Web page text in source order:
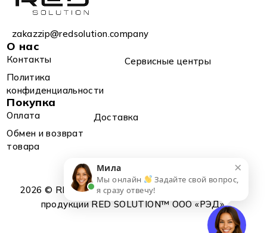
zakazzip@redsolution.company
О нас
Контакты
Сервисные центры
Политика
конфиденциальности
Покупка
Оплата
Доставка
Обмен и возврат
товара
2026 © RED SOLUTION™. Официальный импортер
продукции RED SOLUTION™ OOO «РЭД».
×
Мила
Мы онлайн
Задайте свой вопрос,
я сразу отвечу!